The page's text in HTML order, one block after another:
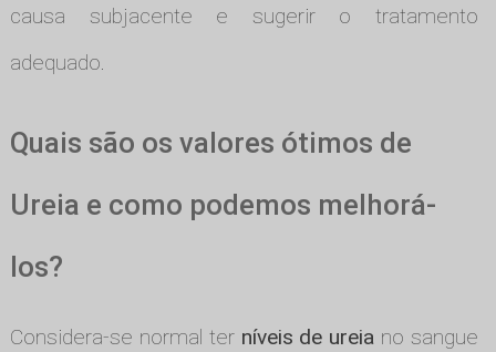
causa subjacente e sugerir o tratamento
adequado.
Quais são os valores ótimos de
Ureia e como podemos melhorá-
los?
Considera-se normal ter níveis de ureia no sangue